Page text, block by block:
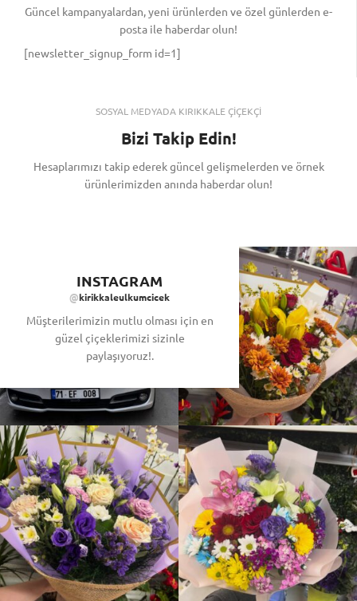
Güncel kampanyalardan, yeni ürünlerden ve özel günlerden e-
posta ile haberdar olun!
[newsletter_signup_form id=1]
SOSYAL MEDYADA KIRIKKALE ÇİÇEKÇİ
Bizi Takip Edin!
Hesaplarımızı takip ederek güncel gelişmelerden ve örnek
ürünlerimizden anında haberdar olun!
INSTAGRAM
@kirikkaleulkumcicek
Müşterilerimizin mutlu olması için en
güzel çiçeklerimizi sizinle
paylaşıyoruz!.